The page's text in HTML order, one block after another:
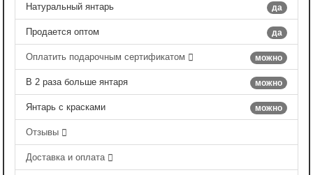
да
Натуральный янтарь
да
Продается оптом
можно
Оплатить подарочным сертификатом
можно
В 2 раза больше янтаря
можно
Янтарь с красками
Отзывы
Доставка и оплата